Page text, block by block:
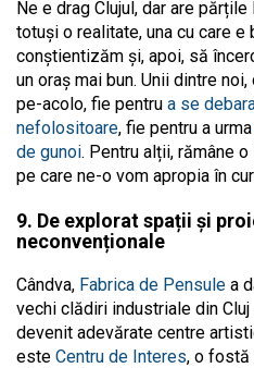
Ne e drag Clujul, dar are
totuși o realitate, una cu care
conștientizăm și, apoi, să
un oraș mai bun. Unii dintre
pe-acolo, fie pentru a se
nefolositoare, fie pentru a urma
de gunoi. Pentru alții, rămâne
pe care ne-o vom apropia în
9. De explorat spații și
neconvenționale
Cândva, Fabrica de Pensule a
vechi clădiri industriale din
devenit adevărate centre
este Centru de Interes, o fostă